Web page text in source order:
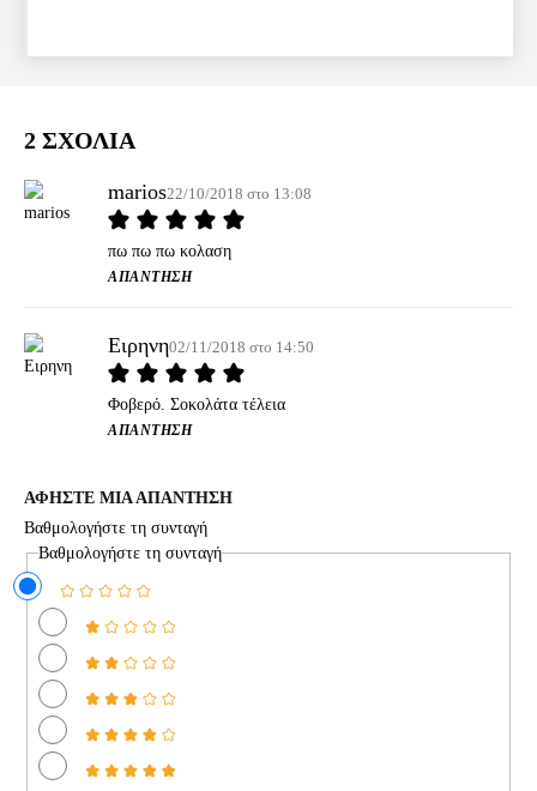
2 ΣΧΟΛΙΑ
marios22/10/2018 στο 13:08
πω πω πω κολαση
ΑΠΆΝΤΗΣΗ
Ειρηνη02/11/2018 στο 14:50
Φοβερό. Σοκολάτα τέλεια
ΑΠΆΝΤΗΣΗ
ΑΦΗΣΤΕ ΜΙΑ ΑΠΑΝΤΗΣΗ
Βαθμολογήστε τη συνταγή
Βαθμολογήστε τη συνταγή